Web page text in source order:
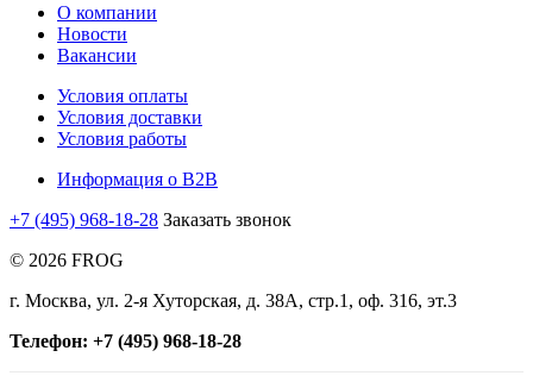
О компании
Новости
Вакансии
Условия оплаты
Условия доставки
Условия работы
Информация о B2B
+7 (495) 968-18-28 Заказать звонок
© 2026 FROG
г. Москва, ул. 2-я Хуторская, д. 38А, стр.1, оф. 316, эт.3
Телефон: +7 (495) 968-18-28